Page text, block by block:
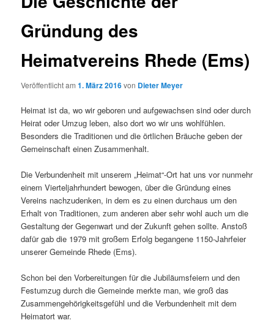
Gründung des
Heimatvereins Rhede (Ems)
Veröffentlicht am1. März 2016von Dieter Meyer
Heimat ist da, wo wir geboren und aufgewachsen sind oder durch
Heirat oder Umzug leben, also dort wo wir uns wohlfühlen.
Besonders die Traditionen und die örtlichen Bräuche geben der
Gemeinschaft einen Zusammenhalt.
Die Verbundenheit mit unserem „Heimat“-Ort hat uns vor nunmehr
einem Vierteljahrhundert bewogen, über die Gründung eines
Vereins nachzudenken, in dem es zu einen durchaus um den
Erhalt von Traditionen, zum anderen aber sehr wohl auch um die
Gestaltung der Gegenwart und der Zukunft gehen sollte. Anstoß
dafür gab die 1979 mit großem Erfolg begangene 1150-Jahrfeier
unserer Gemeinde Rhede (Ems).
Schon bei den Vorbereitungen für die Jubiläumsfeiern und den
Festumzug durch die Gemeinde merkte man, wie groß das
Zusammengehörigkeitsgefühl und die Verbundenheit mit dem
Heimatort war.